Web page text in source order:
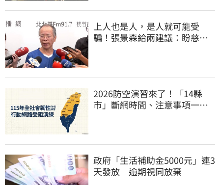
上人也是人，是人就可能受
騙！張景森給兩建議：盼慈濟
2026防空演習來了！「14縣
市」斷網時間、注意事項一次
政府「生活補助金5000元」連3
天發放 逾期視同放棄